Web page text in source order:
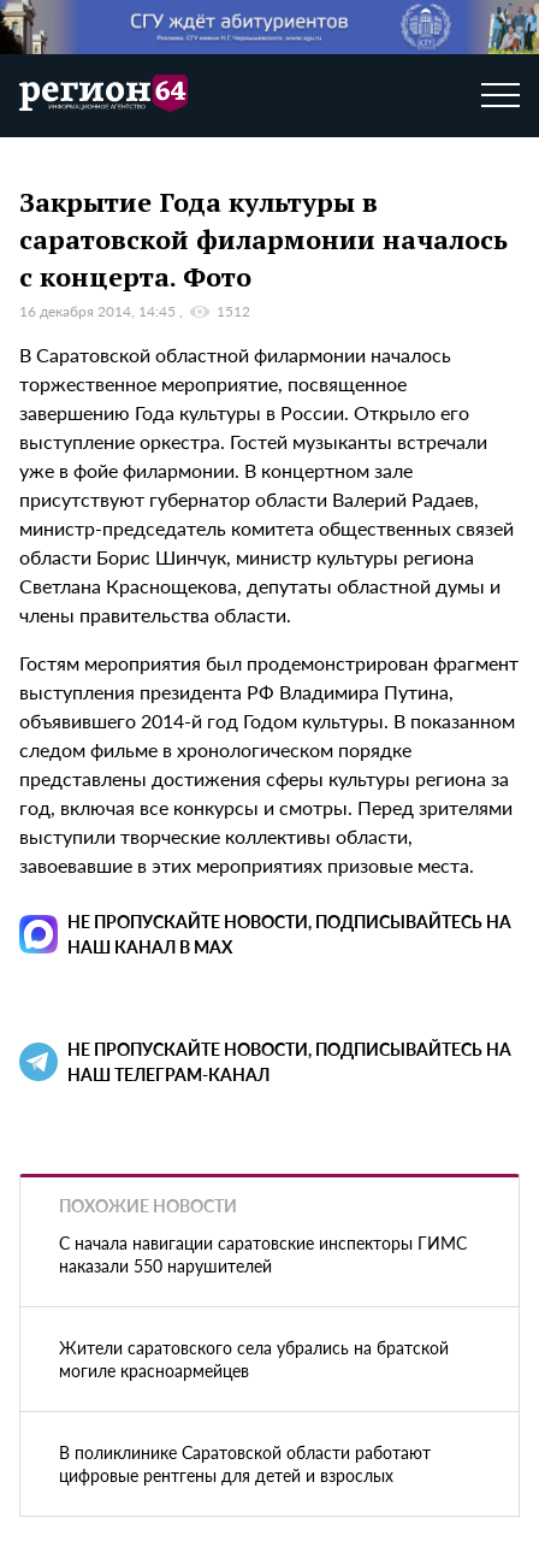
Закрытие Года культуры в
саратовской филармонии началось
с концерта. Фото
16 декабря 2014, 14:45 1512
В Саратовской областной филармонии началось
торжественное мероприятие, посвященное
завершению Года культуры в России. Открыло его
выступление оркестра. Гостей музыканты встречали
уже в фойе филармонии. В концертном зале
присутствуют губернатор области Валерий Радаев,
министр-председатель комитета общественных связей
области Борис Шинчук, министр культуры региона
Светлана Краснощекова, депутаты областной думы и
члены правительства области.
Гостям мероприятия был продемонстрирован фрагмент
выступления президента РФ Владимира Путина,
объявившего 2014-й год Годом культуры. В показанном
следом фильме в хронологическом порядке
представлены достижения сферы культуры региона за
год, включая все конкурсы и смотры. Перед зрителями
выступили творческие коллективы области,
завоевавшие в этих мероприятиях призовые места.
НЕ ПРОПУСКАЙТЕ НОВОСТИ, ПОДПИСЫВАЙТЕСЬ НА
НАШ КАНАЛ В MAX
НЕ ПРОПУСКАЙТЕ НОВОСТИ, ПОДПИСЫВАЙТЕСЬ НА
НАШ ТЕЛЕГРАМ-КАНАЛ
ПОХОЖИЕ НОВОСТИ
С начала навигации саратовские инспекторы ГИМС
наказали 550 нарушителей
Жители саратовского села убрались на братской
могиле красноармейцев
В поликлинике Саратовской области работают
цифровые рентгены для детей и взрослых